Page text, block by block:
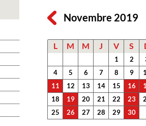
Novembre 2019
L M M J V S
1 2
4
5 6 7 8 9
11
12 13 14 15 16
18
19 20 21 22 23
25
26 27 28 29 30